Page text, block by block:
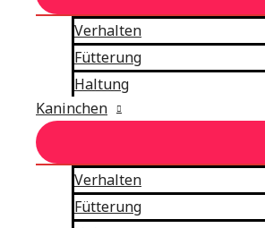
Verhalten
Fütterung
Haltung
Kaninchen
Verhalten
Fütterung